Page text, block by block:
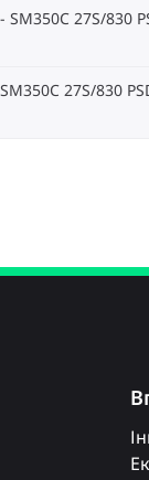
SM350C 27S/830
27S/830